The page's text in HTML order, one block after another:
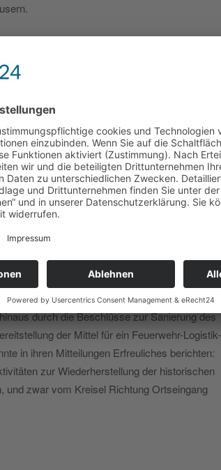
an. Zugunsten einer langersehnten
einstimmig die Planungsvoraussetzung
übergab Güth das Wort an dessen
leitete dann zu der in seinen Worten
stand die Änderung der
solcher Beiträge möglich wird.
stand im Raum, ob nicht der Gemeinde
könnte. Letztlich sei es zumindest
ein Weniger die Folge sei. Trotz dieser
einstimmig angenommen.
durch die Beschlüsse zur Sanierung des
der Mittel für ein Feuerwehr-Logistik-
in ihren Mitteilungen Erfreuliches berichten:
zur Wiederherstellung der historischen
und zwar vom Kreisel Richtung Ortseingang